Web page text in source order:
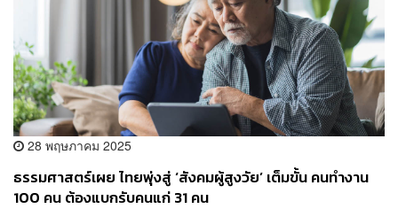
28 พฤษภาคม 2025
ธรรมศาสตร์เผย ไทยพุ่งสู่ ‘สังคมผู้สูงวัย’ เต็มขั้น คนทำงาน
100 คน ต้องแบกรับคนแก่ 31 คน